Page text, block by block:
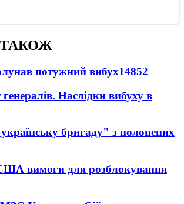
потужний вибух14852
Наслідки вибуху в
бригаду" з полонених
вимоги для розблокування